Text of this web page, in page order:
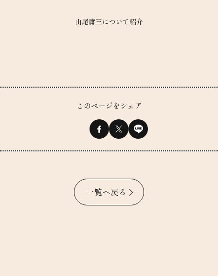
山尾庸三について紹介
このページをシェア
一覧へ戻る